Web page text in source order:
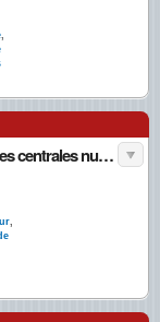
,
Agence d’idées (5) : expliquer l’intrusion dans les centrales nucléaires
,